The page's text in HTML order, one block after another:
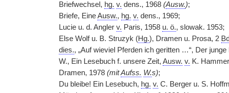
Briefwechsel, hg. v. dens., 1968 (Ausw.);
Briefe, EineAusw., hg. v. dens., 1969;
Lucie u. d. Angler v. Paris, 1958 u. ö., slowak. 1953;
Else Wolf u. B. Struzyk (Hg.), Dramen u. Prosa, 2
dies., „Auf wieviel Pferden ich geritten …“, Der junge
W., Ein Lesebuch f. unsere Zeit, Ausw. v. K.
Dramen, 1978 (mitAufss. W.s);
Du bleibe! Ein Lesebuch, hg. v. C. Berger u. S.